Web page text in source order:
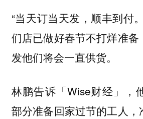
“当天订当天发，顺丰到付
们店已做好春节不打烊准备
发他们将会一直供货。
林鹏告诉「Wise财经」，
部分准备回家过节的工人，